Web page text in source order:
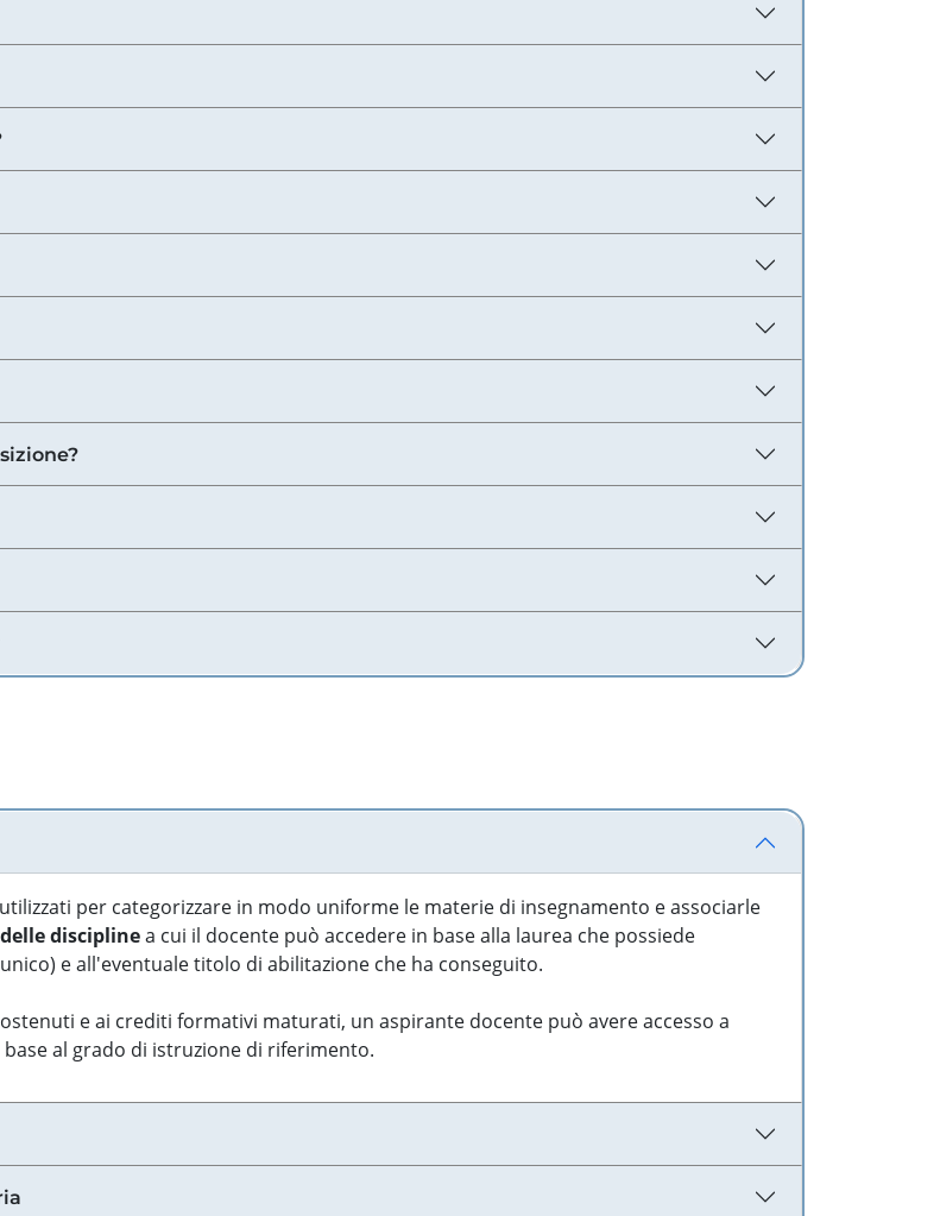
per categorizzare in modo uniforme le materie di insegnamento e associarle
disciplinea cui il docente può accedere in base alla laurea che possiede
e all'eventuale titolo di abilitazione che ha conseguito.
e ai crediti formativi maturati, un aspirante docente può avere accesso a
al grado di istruzione di riferimento.